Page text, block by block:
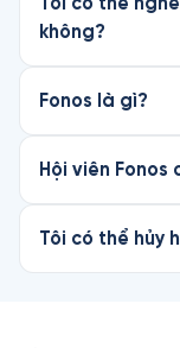
không?
Fonos là gì?
Hội viên Fonos
Tôi có thể hủy